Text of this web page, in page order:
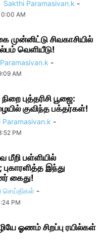
Sakthi Paramasivan.k -
AM
முன்னிட்டு சிவகாசியில்
வெளியீடு!
-
AM
புத்தரிசி பூஜை:
குவிந்த பக்தர்கள்!
Paramasivan.k -
PM
மீறி பள்ளியில்
இந்து
கைது!
செய்திகள் -
PM
ஓணம் சிறப்பு ரயில்கள்